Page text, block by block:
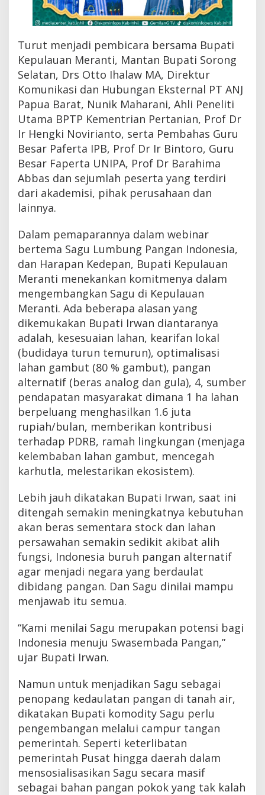
s
a
m
a
i
k
a
n
B
u
p
a
t
I
r
w
a
Turut menjadi pembicara bersama Bupati
Kepulauan Meranti, Mantan Bupati Sorong
Selatan, Drs Otto Ihalaw MA, Direktur
Komunikasi dan Hubungan Eksternal PT ANJ
Papua Barat, Nunik Maharani, Ahli Peneliti
Utama BPTP Kementrian Pertanian, Prof Dr
Ir Hengki Novirianto, serta Pembahas Guru
Besar Paferta IPB, Prof Dr Ir Bintoro, Guru
Besar Faperta UNIPA, Prof Dr Barahima
Abbas dan sejumlah peserta yang terdiri
dari akademisi, pihak perusahaan dan
lainnya.
Dalam pemaparannya dalam webinar
bertema Sagu Lumbung Pangan Indonesia,
dan Harapan Kedepan, Bupati Kepulauan
Meranti menekankan komitmenya dalam
mengembangkan Sagu di Kepulauan
Meranti. Ada beberapa alasan yang
dikemukakan Bupati Irwan diantaranya
adalah, kesesuaian lahan, kearifan lokal
(budidaya turun temurun), optimalisasi
lahan gambut (80 % gambut), pangan
alternatif (beras analog dan gula), 4, sumber
pendapatan masyarakat dimana 1 ha lahan
berpeluang menghasilkan 1.6 juta
rupiah/bulan, memberikan kontribusi
terhadap PDRB, ramah lingkungan (menjaga
kelembaban lahan gambut, mencegah
karhutla, melestarikan ekosistem).
Lebih jauh dikatakan Bupati Irwan, saat ini
ditengah semakin meningkatnya kebutuhan
akan beras sementara stock dan lahan
persawahan semakin sedikit akibat alih
fungsi, Indonesia buruh pangan alternatif
agar menjadi negara yang berdaulat
dibidang pangan. Dan Sagu dinilai mampu
menjawab itu semua.
“Kami menilai Sagu merupakan potensi bagi
Indonesia menuju Swasembada Pangan,”
ujar Bupati Irwan.
Namun untuk menjadikan Sagu sebagai
penopang kedaulatan pangan di tanah air,
dikatakan Bupati komodity Sagu perlu
pengembangan melalui campur tangan
pemerintah. Seperti keterlibatan
pemerintah Pusat hingga daerah dalam
mensosialisasikan Sagu secara masif
sebagai bahan pangan pokok yang tak kalah